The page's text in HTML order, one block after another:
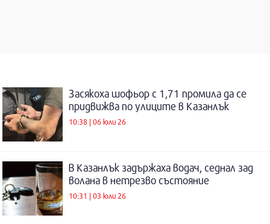
Засякоха шофьор с 1,71 промила да се
придвижва по улиците в Казанлък
10:38 | 06 юли 26
В Казанлък задържаха водач, седнал зад
волана в нетрезво състояние
10:31 | 03 юли 26